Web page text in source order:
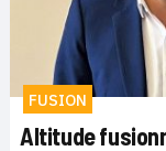
FUSION
Altitude